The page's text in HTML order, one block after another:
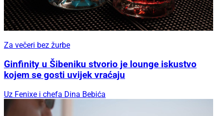
Za večeri bez žurbe
Ginfinity u Šibeniku stvorio je lounge iskustvo
kojem se gosti uvijek vraćaju
Uz Fenixe i chefa Dina Bebića